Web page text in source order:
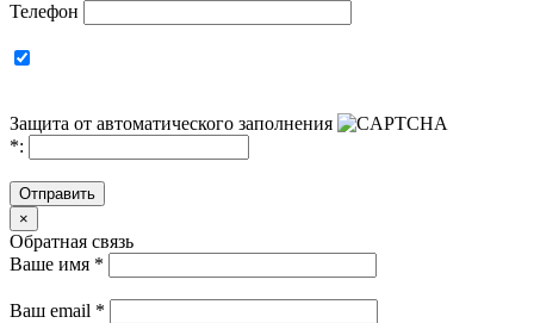
Телефон
Защита от автоматического заполнения
*:
Отправить
×
Обратная связь
Ваше имя *
Ваш email *